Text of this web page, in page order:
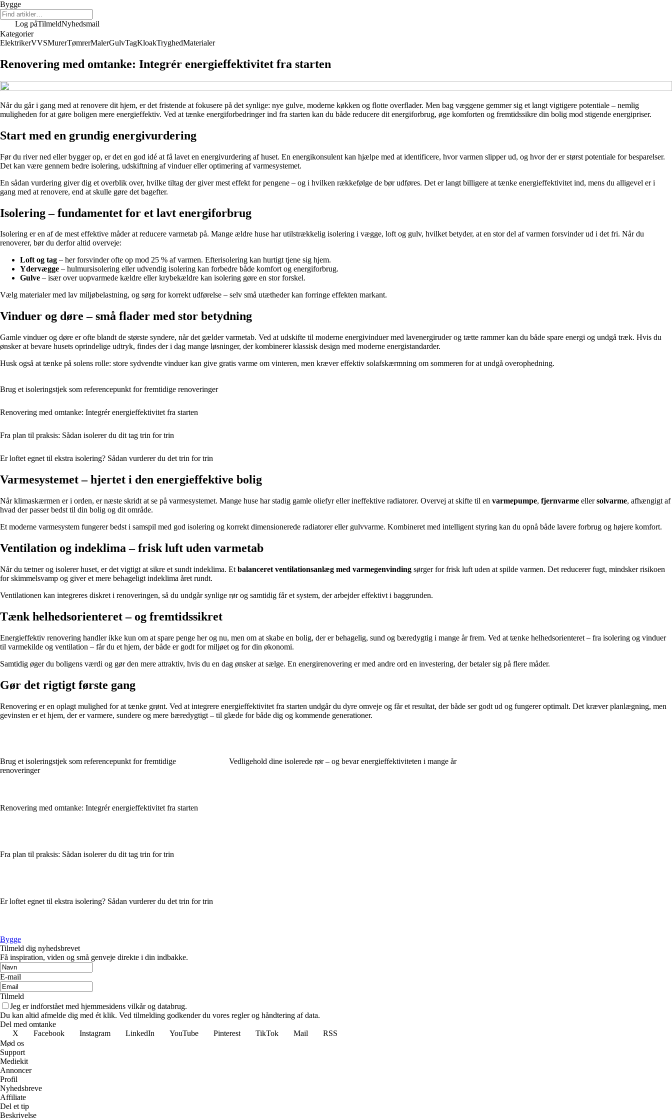
Bygge
Log påTilmeldNyhedsmail
Kategorier
ElektrikerVVSMurerTømrerMalerGulvTagKloakTryghedMaterialer
Renovering med omtanke: Integrér energieffektivitet fra starten
Når du går i gang med at renovere dit hjem, er det fristende at fokusere på det synlige: nye gulve, moderne køkken og flotte overflader. Men bag væggene gemmer sig et langt vigtigere potentiale – nemlig
muligheden for at gøre boligen mere energieffektiv. Ved at tænke energiforbedringer ind fra starten kan du både reducere dit energiforbrug, øge komforten og fremtidssikre din bolig mod stigende energipriser.
Start med en grundig energivurdering
Før du river ned eller bygger op, er det en god idé at få lavet en energivurdering af huset. En energikonsulent kan hjælpe med at identificere, hvor varmen slipper ud, og hvor der er størst potentiale for besparelser.
Det kan være gennem bedre isolering, udskiftning af vinduer eller optimering af varmesystemet.
En sådan vurdering giver dig et overblik over, hvilke tiltag der giver mest effekt for pengene – og i hvilken rækkefølge de bør udføres. Det er langt billigere at tænke energieffektivitet ind, mens du alligevel er i
gang med at renovere, end at skulle gøre det bagefter.
Isolering – fundamentet for et lavt energiforbrug
Isolering er en af de mest effektive måder at reducere varmetab på. Mange ældre huse har utilstrækkelig isolering i vægge, loft og gulv, hvilket betyder, at en stor del af varmen forsvinder ud i det fri. Når du
renoverer, bør du derfor altid overveje:
Loft og tag – her forsvinder ofte op mod 25 % af varmen. Efterisolering kan hurtigt tjene sig hjem.
Ydervægge – hulmursisolering eller udvendig isolering kan forbedre både komfort og energiforbrug.
Gulve – især over uopvarmede kældre eller krybekældre kan isolering gøre en stor forskel.
Vælg materialer med lav miljøbelastning, og sørg for korrekt udførelse – selv små utætheder kan forringe effekten markant.
Vinduer og døre – små flader med stor betydning
Gamle vinduer og døre er ofte blandt de største syndere, når det gælder varmetab. Ved at udskifte til moderne energivinduer med lavenergiruder og tætte rammer kan du både spare energi og undgå træk. Hvis du
ønsker at bevare husets oprindelige udtryk, findes der i dag mange løsninger, der kombinerer klassisk design med moderne energistandarder.
Husk også at tænke på solens rolle: store sydvendte vinduer kan give gratis varme om vinteren, men kræver effektiv solafskærmning om sommeren for at undgå overophedning.
Brug et isoleringstjek som referencepunkt for fremtidige renoveringer
Renovering med omtanke: Integrér energieffektivitet fra starten
Fra plan til praksis: Sådan isolerer du dit tag trin for trin
Er loftet egnet til ekstra isolering? Sådan vurderer du det trin for trin
Varmesystemet – hjertet i den energieffektive bolig
Når klimaskærmen er i orden, er næste skridt at se på varmesystemet. Mange huse har stadig gamle oliefyr eller ineffektive radiatorer. Overvej at skifte til en varmepumpe, fjernvarme ellersolvarme, afhængigt af
hvad der passer bedst til din bolig og dit område.
Et moderne varmesystem fungerer bedst i samspil med god isolering og korrekt dimensionerede radiatorer eller gulvvarme. Kombineret med intelligent styring kan du opnå både lavere forbrug og højere komfort.
Ventilation og indeklima – frisk luft uden varmetab
Når du tætner og isolerer huset, er det vigtigt at sikre et sundt indeklima. Et balanceret ventilationsanlæg med varmegenvinding sørger for frisk luft uden at spilde varmen. Det reducerer fugt, mindsker risikoen
for skimmelsvamp og giver et mere behageligt indeklima året rundt.
Ventilationen kan integreres diskret i renoveringen, så du undgår synlige rør og samtidig får et system, der arbejder effektivt i baggrunden.
Tænk helhedsorienteret – og fremtidssikret
Energieffektiv renovering handler ikke kun om at spare penge her og nu, men om at skabe en bolig, der er behagelig, sund og bæredygtig i mange år frem. Ved at tænke helhedsorienteret – fra isolering og vinduer
til varmekilde og ventilation – får du et hjem, der både er godt for miljøet og for din økonomi.
Samtidig øger du boligens værdi og gør den mere attraktiv, hvis du en dag ønsker at sælge. En energirenovering er med andre ord en investering, der betaler sig på flere måder.
Gør det rigtigt første gang
Renovering er en oplagt mulighed for at tænke grønt. Ved at integrere energieffektivitet fra starten undgår du dyre omveje og får et resultat, der både ser godt ud og fungerer optimalt. Det kræver planlægning, men
gevinsten er et hjem, der er varmere, sundere og mere bæredygtigt – til glæde for både dig og kommende generationer.
Brug et isoleringstjek som referencepunkt for fremtidige
renoveringer
Renovering med omtanke: Integrér energieffektivitet fra starten
Fra plan til praksis: Sådan isolerer du dit tag trin for trin
Er loftet egnet til ekstra isolering? Sådan vurderer du det trin for trin
Vedligehold dine isolerede rør – og bevar energieffektiviteten i mange år
Bygge
Tilmeld dig nyhedsbrevet
Få inspiration, viden og små genveje direkte i din indbakke.
E-mail
Tilmeld
Jeg er indforstået med hjemmesidens vilkår og databrug.
Du kan altid afmelde dig med ét klik. Ved tilmelding godkender du vores regler og håndtering af data.
Del med omtanke
X
Facebook Instagram LinkedIn YouTube Pinterest TikTok Mail
RSS
Mød os
Support
Mediekit
Annoncer
Profil
Nyhedsbreve
Affiliate
Del et tip
Beskrivelse